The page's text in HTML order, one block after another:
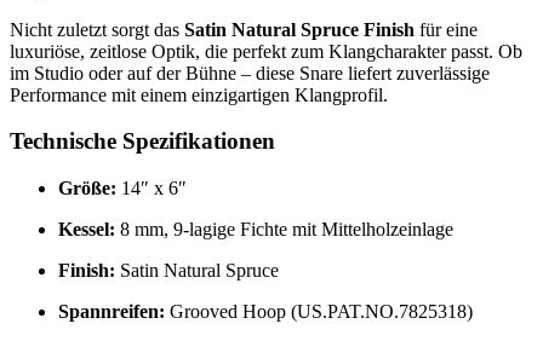
Nicht zuletzt sorgt das Satin Natural Spruce Finish für eine
luxuriöse, zeitlose Optik, die perfekt zum Klangcharakter passt. Ob
im Studio oder auf der Bühne – diese Snare liefert zuverlässige
Performance mit einem einzigartigen Klangprofil.
Technische Spezifikationen
Größe: 14″ x 6″
Kessel: 8 mm, 9-lagige Fichte mit Mittelholzeinlage
Finish: Satin Natural Spruce
Spannreifen: Grooved Hoop (US.PAT.NO.7825318)